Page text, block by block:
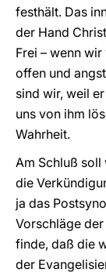
festhält. Das
der Hand
Frei – wenn
offen und
sind wir, weil
uns von ihm
Wahrheit.
Am Schluß soll
die
ja das
Vorschläge
finde, daß die
der